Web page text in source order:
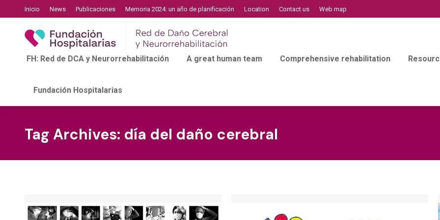
Inicio News Publicaciones Memoria 2024: un año de planificación Location Contact us Web map
FH: Red de DCA y Neurorrehabilitación A great human team Comprehensive rehabilitation
Fundación Hospitalarias
Tag Archives: día del daño cerebral